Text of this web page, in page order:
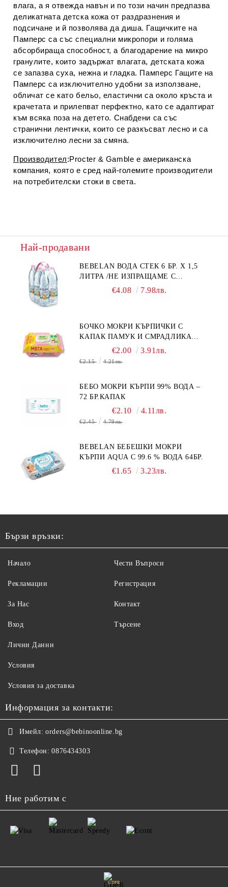
влага, а я отвежда навън и по този начин предпазва
деликатната детска кожа от раздразнения и
подсичане и й позволява да диша. Гащичките на
Памперс са със специални микропори и голяма
абсорбираща способност, а благодарение на микро
гранулите, които задържат влагата, детската кожа
се запазва суха, нежна и гладка. Памперс Гащите на
Памперс са изключително удобни за използване,
обличат се като бельо, еластични са около кръста и
крачетата и прилепват перфектно, като се адаптират
към всяка поза на детето. Снабдени са със
странични лентички, които се разкъсват лесно и са
изключително лесни за смяна.
Производител:Procter & Gamble е американска
компания, която е сред най-големите производители
на потребителски стоки в света.
Най-продавани
BEBELAN ВОДА СТЕК 6 БР. Х 1,5
ЛИТРА /НЕ ИЗПРАЩАМЕ С
€4.08 7.98лв.
БОЧКО МОКРИ КЪРПИЧКИ С
КАПАК ПАМУК И СМРАДЛИКА
€2.00 3.91лв.
€2.15 4.21лв.
БЕБО МОКРИ КЪРПИ 99% ВОДА –
72 БР.КАПАК
€2.10 4.11лв.
€2.45 4.79лв.
BEBELAN БЕБЕШКИ МОКРИ
КЪРПИ AQUA С 99.6 % ВОДА 64БР.
€1.65 3.23лв.
Бързи връзки:
Начало
Рекламации
За Нас
Вход
Чести Въпроси
Регистрация
Контакт
Търсене
Лични Данни
Условия
Условия за доставка
Информация за контакти:
Имейл: orders@bebinoonline.bg
Телефон: 0876434303
Ние работим с
GDPR